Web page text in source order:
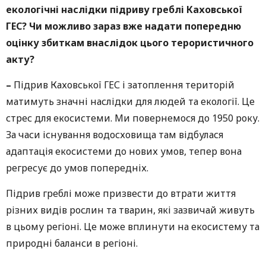
екологічні наслідки підриву греблі Каховської
ГЕС? Чи можливо зараз вже надати попередню
оцінку збиткам внаслідок цього терористичного
акту?
– Підрив Каховської ГЕС і затоплення територій
матимуть значні наслідки для людей та екології. Це
стрес для екосистеми. Ми повернемося до 1950 року.
За часи існування водосховища там відбулася
адаптація екосистеми до нових умов, тепер вона
регресує до умов попередніх.
Підрив греблі може призвести до втрати життя
різних видів рослин та тварин, які зазвичай живуть
в цьому регіоні. Це може вплинути на екосистему та
природні баланси в регіоні.